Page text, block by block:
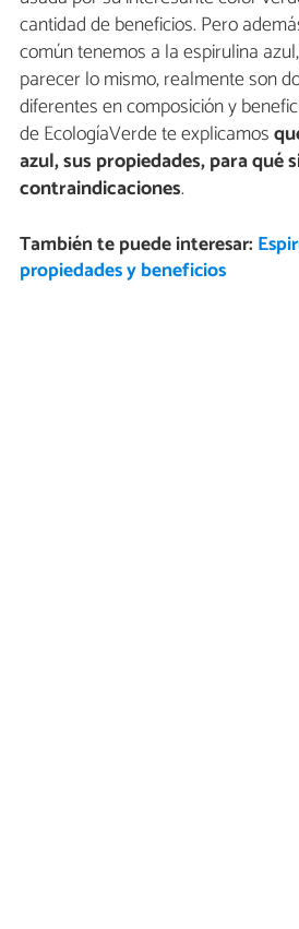
cantidad de beneficios. Pero
común tenemos a la espirulina
parecer lo mismo, realmente son
diferentes en composición y
de EcologíaVerde te explicamos
azul, sus propiedades, para qué
contraindicaciones.
También te puede interesar:
propiedades y beneficios